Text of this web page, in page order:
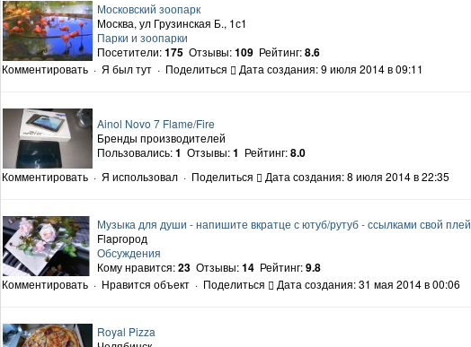
Московский зоопарк
Москва, ул Грузинская Б., 1с1
Парки и зоопарки
Посетители:175 Отзывы:109 Рейтинг:8.6
Комментировать · Я был тут · Поделиться Дата создания: 9 июля 2014 в 09:11
Ainol Novo 7 Flame/Fire
Бренды производителей
Пользовались:1 Отзывы:1 Рейтинг:8.0
Комментировать · Я использовал · Поделиться Дата создания: 8 июля 2014 в 22:35
Музыка для души - напишите вкратце с ютуб/рутуб - ссылками свой
Flapгород
Обсуждения
Кому нравится:23 Отзывы:14 Рейтинг:9.8
Комментировать · Нравится объект · Поделиться Дата создания: 31 мая 2014 в 00:06
Royal Pizza